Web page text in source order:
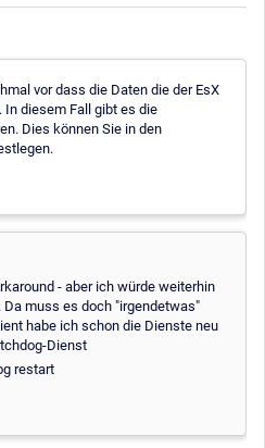
vor dass die Daten die der EsX
diesem Fall gibt es die
Dies können Sie in den
- aber ich würde weiterhin
muss es doch "irgendetwas"
habe ich schon die Dienste neu
Dienst
restart